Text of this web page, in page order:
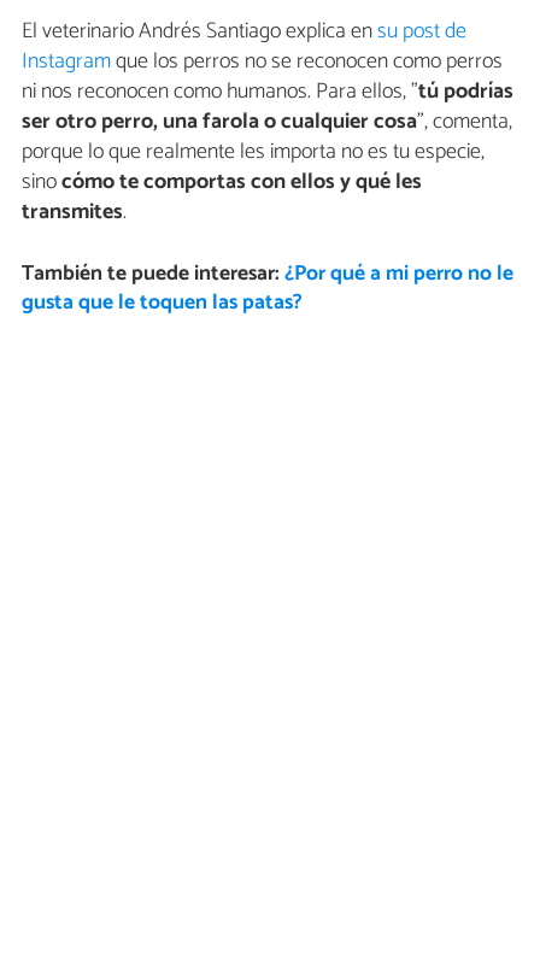
El veterinario Andrés Santiago explica ensu post de
Instagramque los perros no se reconocen como perros
ni nos reconocen como humanos. Para ellos, "tú podrías
ser otro perro, una farola o cualquier cosa", comenta,
porque lo que realmente les importa no es tu especie,
sinocómo te comportas con ellos y qué les
transmites.
También te puede interesar:¿Por qué a mi perro no le
gusta que le toquen las patas?